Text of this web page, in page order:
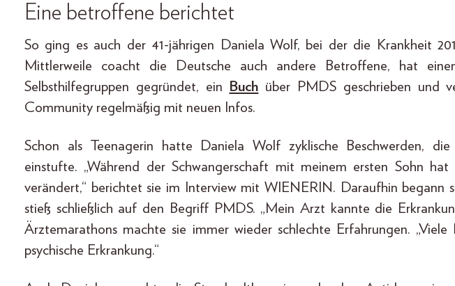
Eine betroffene berichtet
So ging es auch der 41-jährigen Daniela Wolf, bei der die Krankheit
Mittlerweile coacht die Deutsche auch andere Betroffene, hat
Selbsthilfegruppen gegründet, ein
Buch über PMDS geschrieben und
Community regelmäßig mit neuen Infos.
Schon als Teenagerin hatte Daniela Wolf zyklische Beschwerden,
einstufte. „Während der Schwangerschaft mit meinem ersten Sohn
verändert,“ berichtet sie im Interview mit WIENERIN. Daraufhin begann
stieß schließlich auf den Begriff PMDS. „Mein Arzt kannte die
Ärztemarathons machte sie immer wieder schlechte Erfahrungen.
psychische Erkrankung.“